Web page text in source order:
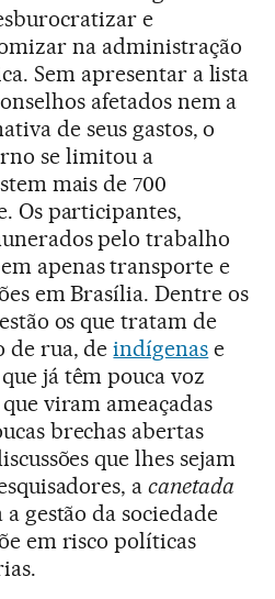
e
na administração
Sem apresentar a lista
afetados nem a
de seus gastos, o
se limitou a
mais de 700
Os participantes,
pelo trabalho
apenas transporte e
em Brasília. Dentre os
os que tratam de
de rua, deindígenas e
já têm pouca voz
viram ameaçadas
brechas abertas
que lhes sejam
acanetada
gestão da sociedade
em risco políticas